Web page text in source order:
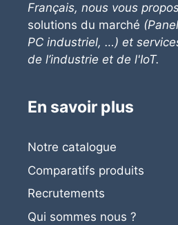
Français, nous vous
solutions du marché
PC industriel, …) et
de l’industrie et de l'IoT.
En savoir plus
Notre catalogue
Comparatifs produits
Recrutements
Qui sommes nous ?